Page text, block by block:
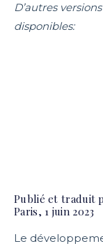
D’autres
disponibles:
Publié et traduit
Paris, 1 juin 2023
Le